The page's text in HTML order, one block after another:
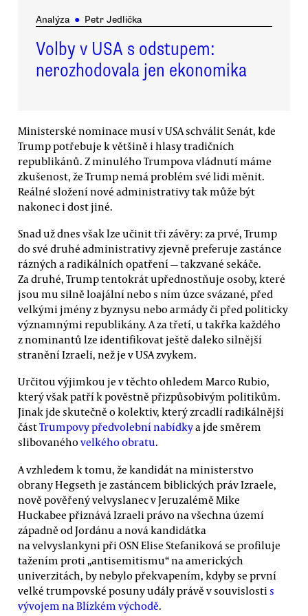
Analýza ● Petr Jedlička
Volby v USA s odstupem:
nerozhodovala jen ekonomika
Ministerské nominace musí v USA schválit Senát, kde
Trump potřebuje k většině i hlasy tradičních
republikánů. Z minulého Trumpova vládnutí máme
zkušenost, že Trump nemá problém své lidi měnit.
Reálné složení nové administrativy tak může být
nakonec i dost jiné.
Snad už dnes však lze učinit tři závěry: za prvé, Trump
do své druhé administrativy zjevně preferuje zastánce
rázných a radikálních opatření — takzvané sekáče.
Za druhé, Trump tentokrát upřednostňuje osoby, které
jsou mu silně loajální nebo s ním úzce svázané, před
velkými jmény z byznysu nebo armády či před politicky
významnými republikány. A za třetí, u takřka každého
z nominantů lze identifikovat ještě daleko silnější
stranění Izraeli, než je v USA zvykem.
Určitou výjimkou je v těchto ohledem Marco Rubio,
který však patří k pověstně přizpůsobivým politikům.
Jinak jde skutečně o kolektiv, který zrcadlí radikálnější
částTrumpovy předvolební nabídkya jde směrem
slibovanéhovelkého obratu.
A vzhledem k tomu, že kandidát na ministerstvo
obrany Hegseth je zastáncem biblických práv Izraele,
nově pověřený velvyslanec v Jeruzalémě Mike
Huckabee přiznává Izraeli právo na všechna území
západně od Jordánu a nová kandidátka
na velvyslankyni při OSN Elise Stefaniková se profiluje
tažením proti „antisemitismu“ na amerických
univerzitách, by nebylo překvapením, kdyby se první
velké trumpovské posuny udály právě v souvislosti s
vývojem na Blízkém východě.